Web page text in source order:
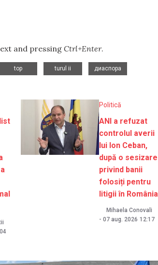
and pressing Ctrl+Enter.
top
turul ii
диаспора
Politică
ANI a refuzat
controlul averii
lui Ion Ceban,
după o sesizare
privind banii
folosiți pentru
litigii în România
Mihaela Conovali
- 07 aug. 2026 12:17